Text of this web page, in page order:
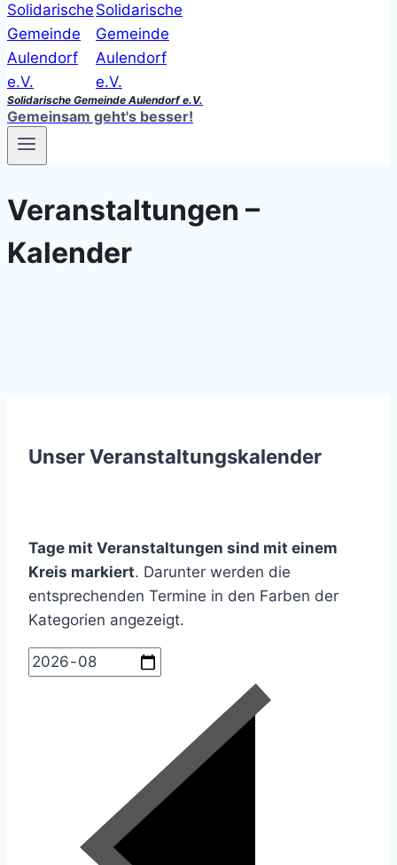
Solidarische Gemeinde Aulendorf e.V.
Gemeinsam geht's besser!
Veranstaltungen –
Kalender
Unser Veranstaltungskalender
Tage mit Veranstaltungen sind mit einem
Kreis markiert. Darunter werden die
entsprechenden Termine in den Farben der
Kategorien angezeigt.